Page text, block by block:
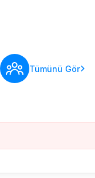
Tümünü Gör